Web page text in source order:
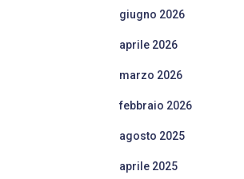
giugno 2026
aprile 2026
marzo 2026
febbraio 2026
agosto 2025
aprile 2025